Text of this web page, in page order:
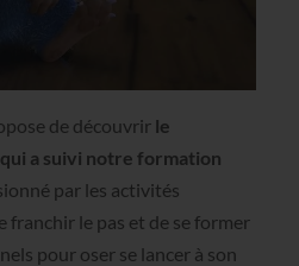
de découvrir le
a suivi notre formation
par les activités
franchir le pas et de se former
pour oser se lancer à son